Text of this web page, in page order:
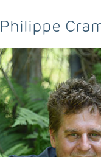
Philippe